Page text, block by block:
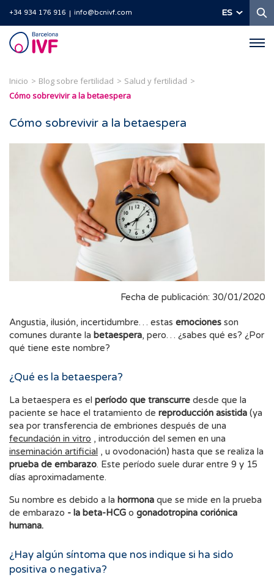
+34 934 176 916 info@bcnivf.com ES
Barcelona
IVF
Inicio Blog sobre fertilidad
Salud y fertilidad
Cómo sobrevivir a la betaespera
Cómo sobrevivir a la betaespera
Fecha de publicación: 30/01/2020
Angustia, ilusión, incertidumbre… estas emociones son
comunes durante la betaespera, pero… ¿sabes qué es? ¿Por
qué tiene este nombre?
¿Qué es la betaespera?
La betaespera es el período que transcurre desde que la
paciente se hace el tratamiento de reproducción asistida (ya
sea por transferencia de embriones después de una
fecundación in vitro , introducción del semen en una
inseminación artificial , u ovodonación) hasta que se realiza la
prueba de embarazo. Este período suele durar entre 9 y 15
días aproximadamente.
Su nombre es debido a la hormona que se mide en la prueba
de embarazo - la beta-HCG o gonadotropina coriónica
humana.
¿Hay algún síntoma que nos indique si ha sido
positiva o negativa?